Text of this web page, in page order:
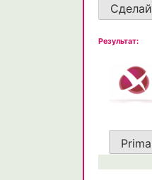
Результат: